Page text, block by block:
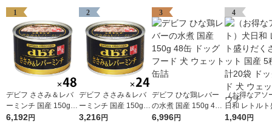
1
デビフ ささみ＆レバ
ーミンチ 国産 150g 4
8缶 ドッグフード 犬
6,192円
2
デビフ ささみ＆レバ
ーミンチ 国産 150g 2
4缶 ドッグフード 犬
3,216円
3
デビフ ひな鶏レバー
の水煮 国産 150g 48
缶 ドッグフード 犬 ウ
6,996円
4
（お得なアソ
日和 レトル
くさんセット
1,940円